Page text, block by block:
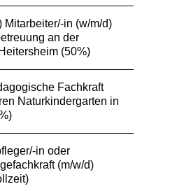
Mitarbeiter/-in (w/m/d)
an der
(50%)
Fachkraft
Naturkindergarten in
in oder
(m/w/d)